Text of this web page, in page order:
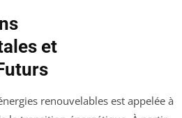
et
renouvelables est appelée à